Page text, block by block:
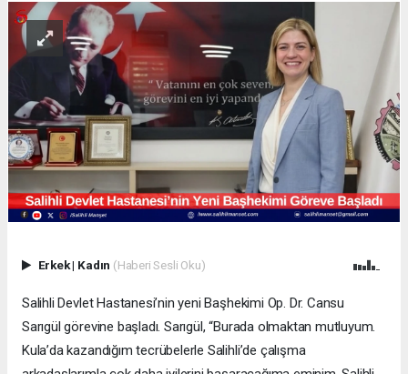
Erkek| Kadın (Haberi Sesli Oku)
Salihli Devlet Hastanesi’nin yeni Başhekimi Op. Dr. Cansu
Sarıgül görevine başladı. Sarıgül, “Burada olmaktan mutluyum.
Kula’da kazandığım tecrübelerle Salihli’de çalışma